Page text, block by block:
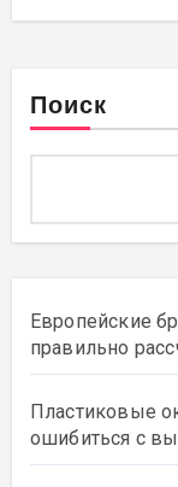
Поиск
Европейские
правильно
Пластиковые
ошибиться с